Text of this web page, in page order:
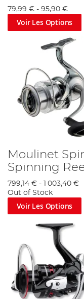
79,99 € - 95,90 €
Voir Les Options
Moulinet
Spinning
799,14 € - 1 003,40 €
Out of Stock
Voir Les Options